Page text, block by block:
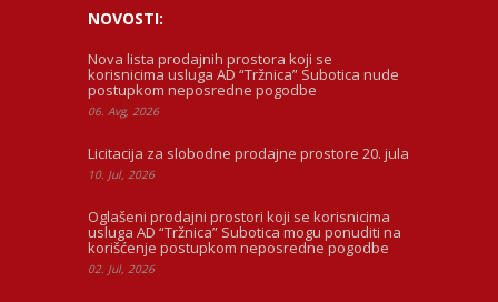
NOVOSTI:
Nova lista prodajnih prostora koji se
korisnicima usluga AD “Tržnica” Subotica nude
postupkom neposredne pogodbe
06. Avg, 2026
Licitacija za slobodne prodajne prostore 20. jula
10. Jul, 2026
Oglašeni prodajni prostori koji se korisnicima
usluga AD “Tržnica” Subotica mogu ponuditi na
korišćenje postupkom neposredne pogodbe
02. Jul, 2026